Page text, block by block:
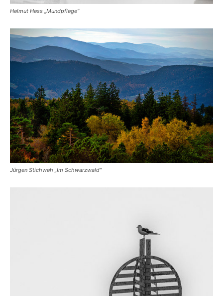
Helmut Hess „Mundpflege“
Jürgen Stichweh „Im Schwarzwald“